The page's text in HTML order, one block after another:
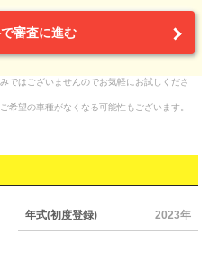
審査に進む
ではございませんのでお気軽にお試しくださ
望の車種がなくなる可能性もございます。
年式(初度登録) 2023年